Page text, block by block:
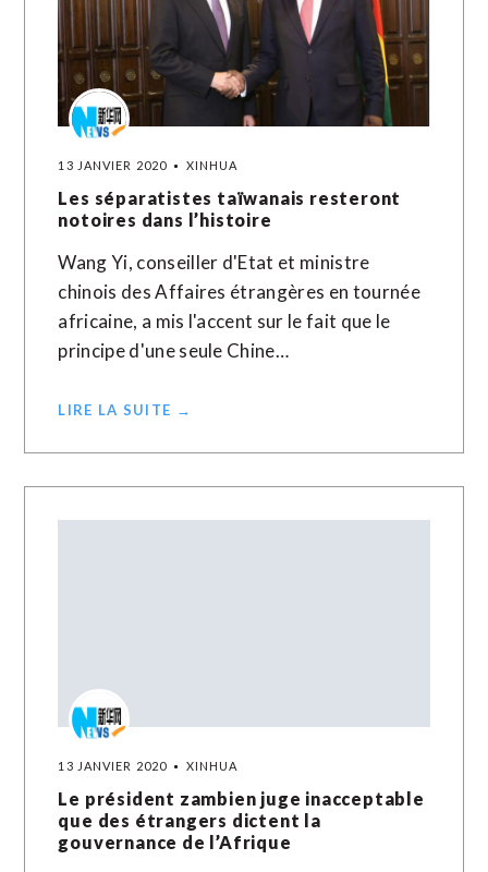
13 JANVIER 2020 XINHUA
Les séparatistes taïwanais resteront
notoires dans l’histoire
Wang Yi, conseiller d'Etat et ministre
chinois des Affaires étrangères en tournée
africaine, a mis l'accent sur le fait que le
principe d'une seule Chine…
LIRE LA SUITE →
13 JANVIER 2020 XINHUA
Le président zambien juge inacceptable
que des étrangers dictent la
gouvernance de l’Afrique